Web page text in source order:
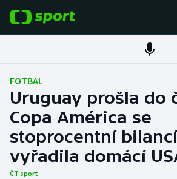
Fotbal
Hokej
Tenis
Atletika
FOTBAL
Uruguay prošla do
Copa América se
stoprocentní
vyřadila domácí
ČT sport